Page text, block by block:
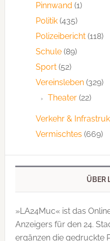
Pinnwand (1)
Politik(435)
Polizeibericht(118)
Schule(89)
Sport(52)
Vereinsleben(329)
Theater(22)
Verkehr &
Vermischtes (669)
ÜBER
»LA24Muc« ist das
Anzeigers für den 24.
ergänzen die gedruckte